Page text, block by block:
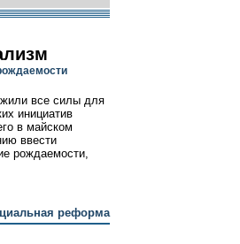
все силы для
инициатив
в майском
ввести
рождаемости,
реформа